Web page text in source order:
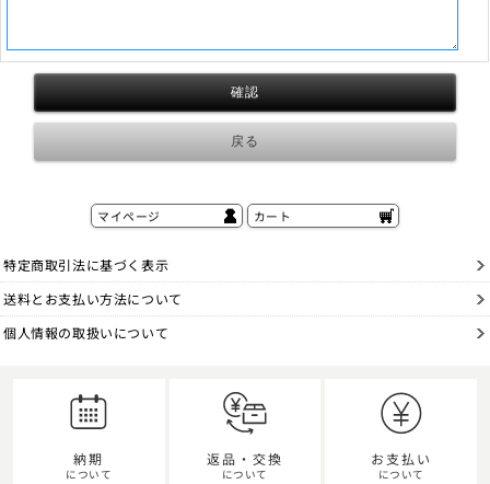
マイページ カート
特定商取引法に基づく表示
送料とお支払い方法について
個人情報の取扱いについて
納期
について
返品・交換
について
お支払い
について